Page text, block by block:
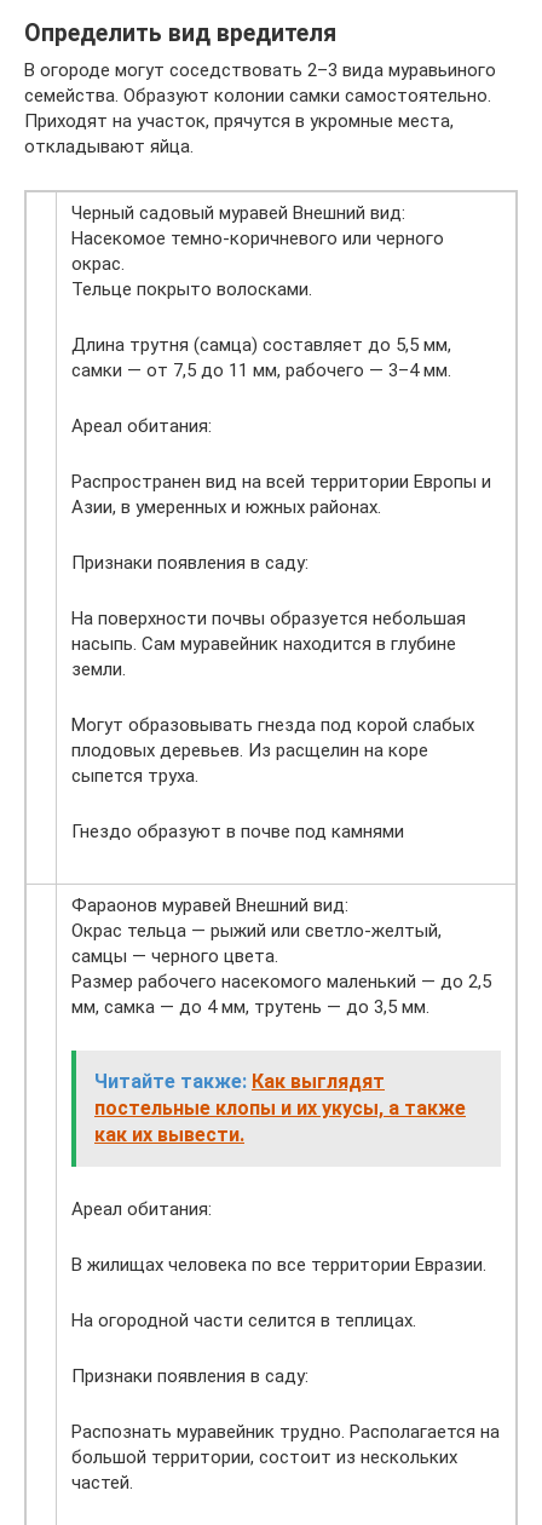
Определить вид вредителя
В огороде могут соседствовать 2–3 вида муравьиного
семейства. Образуют колонии самки самостоятельно.
Приходят на участок, прячутся в укромные места,
откладывают яйца.
Черный садовый муравей Внешний вид:
Насекомое темно-коричневого или черного
окрас.
Тельце покрыто волосками.
Длина трутня (самца) составляет до 5,5 мм,
самки — от 7,5 до 11 мм, рабочего — 3–4 мм.
Ареал обитания:
Распространен вид на всей территории Европы и
Азии, в умеренных и южных районах.
Признаки появления в саду:
На поверхности почвы образуется небольшая
насыпь. Сам муравейник находится в глубине
земли.
Могут образовывать гнезда под корой слабых
плодовых деревьев. Из расщелин на коре
сыпется труха.
Гнездо образуют в почве под камнями
Фараонов муравей Внешний вид:
Окрас тельца — рыжий или светло-желтый,
самцы — черного цвета.
Размер рабочего насекомого маленький — до 2,5
мм, самка — до 4 мм, трутень — до 3,5 мм.
Читайте также: Как выглядят
постельные клопы и их укусы, а также
как их вывести.
Ареал обитания:
В жилищах человека по все территории Евразии.
На огородной части селится в теплицах.
Признаки появления в саду:
Распознать муравейник трудно. Располагается на
большой территории, состоит из нескольких
частей.